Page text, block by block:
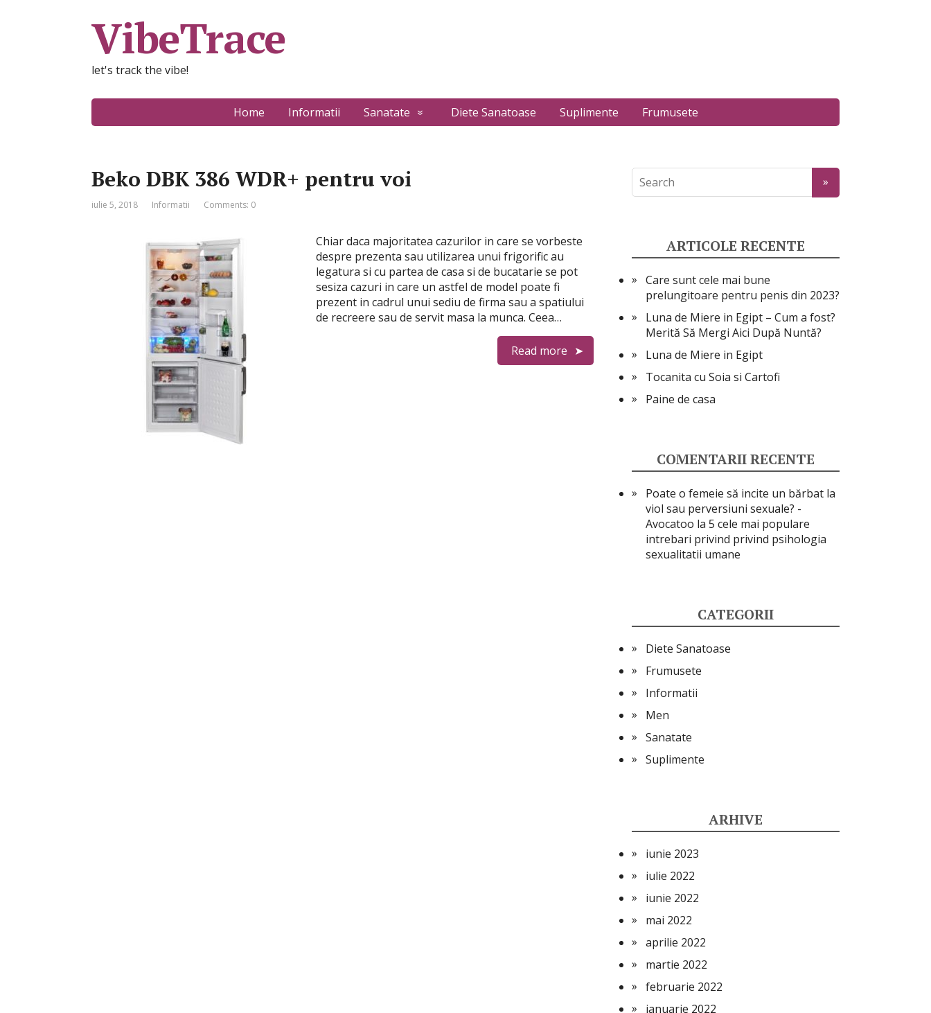
VibeTrace
let's track the vibe!
Home Informatii Sanatate Diete Sanatoase Suplimente Frumusete
Beko DBK 386 WDR+ pentru voi
iulie 5, 2018 Informatii Comments: 0
Chiar daca majoritatea cazurilor in care se vorbeste
despre prezenta sau utilizarea unui frigorific au
legatura si cu partea de casa si de bucatarie se pot
sesiza cazuri in care un astfel de model poate fi
prezent in cadrul unui sediu de firma sau a spatiului
de recreere sau de servit masa la munca. Ceea…
Read more
ARTICOLE RECENTE
Care sunt cele mai bune
prelungitoare pentru penis din 2023?
Luna de Miere in Egipt – Cum a fost?
Merită Să Mergi Aici După Nuntă?
Luna de Miere in Egipt
Tocanita cu Soia si Cartofi
Paine de casa
COMENTARII RECENTE
Poate o femeie să incite un bărbat la
viol sau perversiuni sexuale? -
Avocatoo la 5 cele mai populare
intrebari privind privind psihologia
sexualitatii umane
CATEGORII
Diete Sanatoase
Frumusete
Informatii
Men
Sanatate
Suplimente
ARHIVE
iunie 2023
iulie 2022
iunie 2022
mai 2022
aprilie 2022
martie 2022
februarie 2022
ianuarie 2022